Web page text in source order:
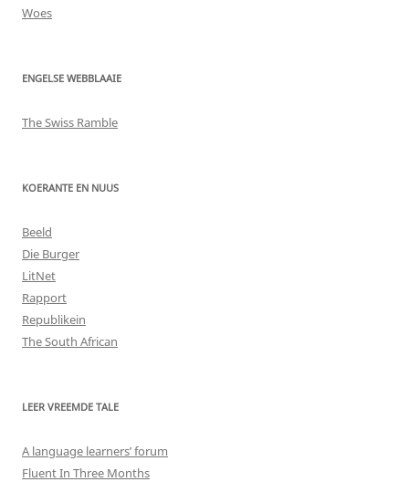
Woes
ENGELSE WEBBLAAIE
The Swiss Ramble
KOERANTE EN NUUS
Beeld
Die Burger
LitNet
Rapport
Republikein
The South African
LEER VREEMDE TALE
A language learners’ forum
Fluent In Three Months